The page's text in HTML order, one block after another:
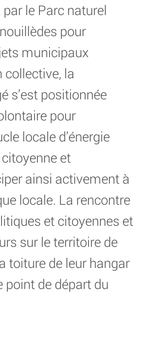
le Parc naturel
pour
municipaux
collective, la
s’est positionnée
pour
locale d’énergie
et
ainsi activement à
locale. La rencontre
et citoyennes et
sur le territoire de
toiture de leur hangar
point de départ du